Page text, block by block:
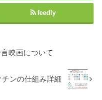
feedly
映画について
ンの仕組み詳細